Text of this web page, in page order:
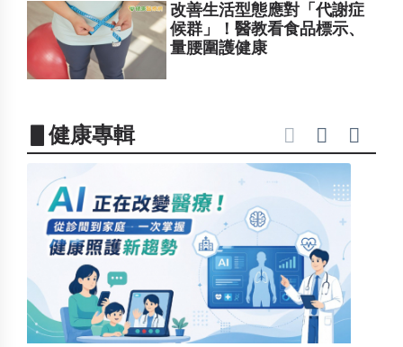
改善生活型態應對「代謝症
候群」！醫教看食品標示、
量腰圍護健康
▋健康專輯